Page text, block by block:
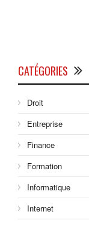
CATÉGORIES
Droit
Entreprise
Finance
Formation
Informatique
Internet